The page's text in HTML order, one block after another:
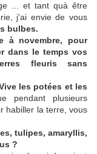
... et tant quà être
j'ai envie de vous
bulbes.
à novembre, pour
dans le temps vos
fleuris sans
les potées et les
pendant plusieurs
habiller la terre, vous
tulipes, amaryllis,
?